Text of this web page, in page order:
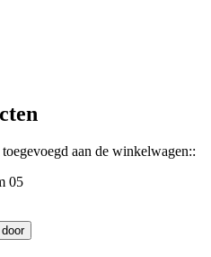
aan de winkelwagen::
05